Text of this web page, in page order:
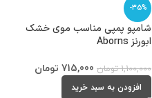
-35%
شامپو پمپی مناسب موی خشک
ابورنز Aborns
1,100,000 تومان 715,000 تومان
افزودن به سبد خرید